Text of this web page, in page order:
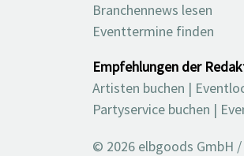
Branchennews lesen
Eventtermine finden
Empfehlungen der
Artisten buchen |
Partyservice buchen |
© 2026 elbgoods GmbH